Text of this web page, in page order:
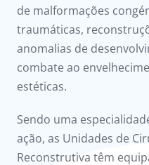
Sport
de malformações
traumáticas,
anomalias de
combate ao
estéticas.
Sendo uma
ação, as Unidades de
Reconstrutiva têm